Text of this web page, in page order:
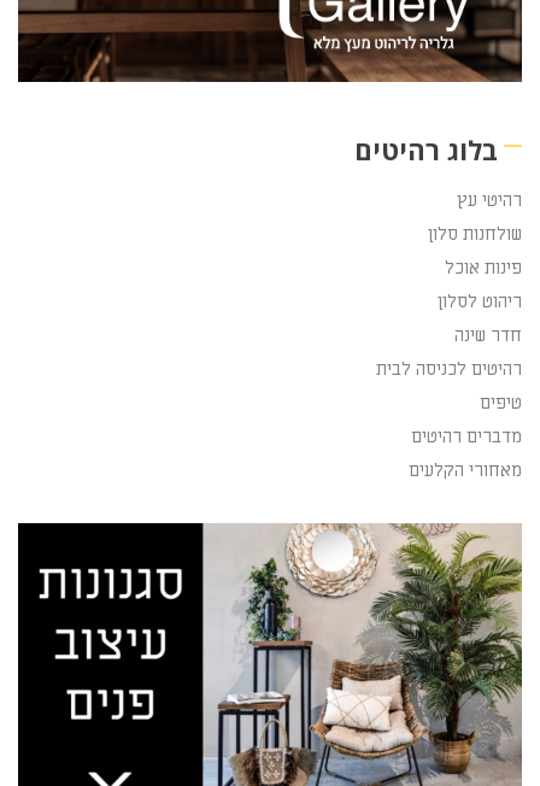
בלוג רהיטים
רהיטי עץ
שולחנות סלון
פינות אוכל
ריהוט לסלון
חדר שינה
רהיטים לכניסה לבית
טיפים
מדברים רהיטים
מאחורי הקלעים